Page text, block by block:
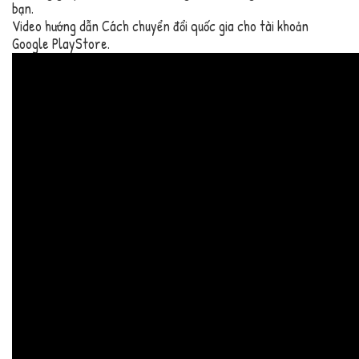
bạn.
Video hướng dẫn Cách chuyển đổi quốc gia cho tài khoản
Google PlayStore.